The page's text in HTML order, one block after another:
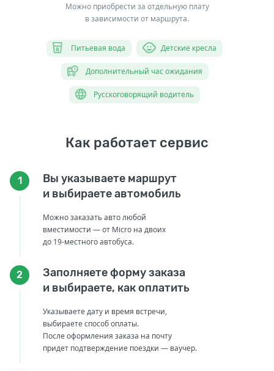
Можно приобрести за отдельную плату
в зависимости от маршрута.
Питьевая вода Детские кресла
Дополнительный час ожидания
Русскоговорящий водитель
Как работает сервис
1
Вы указываете маршрут
и выбираете автомобиль
Можно заказать авто любой
вместимости — от Micro на двоих
до 19-местного автобуса.
2
Заполняете форму заказа
и выбираете, как оплатить
Указываете дату и время встречи,
выбираете способ оплаты.
После оформления заказа на почту
придет подтверждение поездки — ваучер.